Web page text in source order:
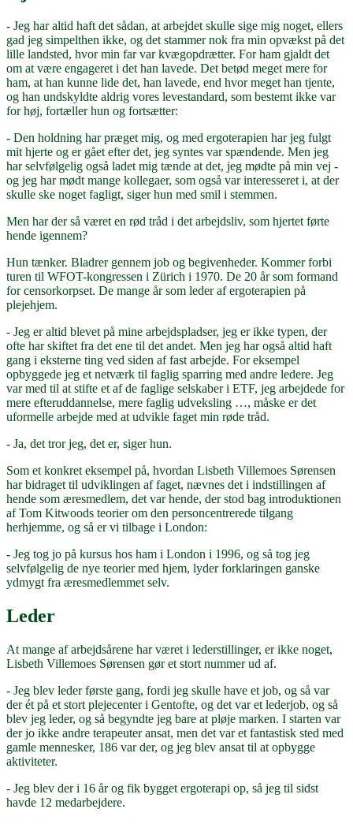
- Jeg har altid haft det sådan, at arbejdet skulle sige mig noget, ellers
gad jeg simpelthen ikke, og det stammer nok fra min opvækst på det
lille landsted, hvor min far var kvægopdrætter. For ham gjaldt det
om at være engageret i det han lavede. Det betød meget mere for
ham, at han kunne lide det, han lavede, end hvor meget han tjente,
og han undskyldte aldrig vores levestandard, som bestemt ikke var
for høj, fortæller hun og fortsætter:
- Den holdning har præget mig, og med ergoterapien har jeg fulgt
mit hjerte og er gået efter det, jeg syntes var spændende. Men jeg
har selvfølgelig også ladet mig tænde at det, jeg mødte på min vej -
og jeg har mødt mange kollegaer, som også var interesseret i, at der
skulle ske noget fagligt, siger hun med smil i stemmen.
Men har der så været en rød tråd i det arbejdsliv, som hjertet førte
hende igennem?
Hun tænker. Bladrer gennem job og begivenheder. Kommer forbi
turen til WFOT-kongressen i Zürich i 1970. De 20 år som formand
for censorkorpset. De mange år som leder af ergoterapien på
plejehjem.
- Jeg er altid blevet på mine arbejdspladser, jeg er ikke typen, der
ofte har skiftet fra det ene til det andet. Men jeg har også altid haft
gang i eksterne ting ved siden af fast arbejde. For eksempel
opbyggede jeg et netværk til faglig sparring med andre ledere. Jeg
var med til at stifte et af de faglige selskaber i ETF, jeg arbejdede for
mere efteruddannelse, mere faglig udveksling …, måske er det
uformelle arbejde med at udvikle faget min røde tråd.
- Ja, det tror jeg, det er, siger hun.
Som et konkret eksempel på, hvordan Lisbeth Villemoes Sørensen
har bidraget til udviklingen af faget, nævnes det i indstillingen af
hende som æresmedlem, det var hende, der stod bag introduktionen
af Tom Kitwoods teorier om den personcentrerede tilgang
herhjemme, og så er vi tilbage i London:
- Jeg tog jo på kursus hos ham i London i 1996, og så tog jeg
selvfølgelig de nye teorier med hjem, lyder forklaringen ganske
ydmygt fra æresmedlemmet selv.
Leder
At mange af arbejdsårene har været i lederstillinger, er ikke noget,
Lisbeth Villemoes Sørensen gør et stort nummer ud af.
- Jeg blev leder første gang, fordi jeg skulle have et job, og så var
der ét på et stort plejecenter i Gentofte, og det var et lederjob, og så
blev jeg leder, og så begyndte jeg bare at pløje marken. I starten var
der jo ikke andre terapeuter ansat, men det var et fantastisk sted med
gamle mennesker, 186 var der, og jeg blev ansat til at opbygge
aktiviteter.
- Jeg blev der i 16 år og fik bygget ergoterapi op, så jeg til sidst
havde 12 medarbejdere.